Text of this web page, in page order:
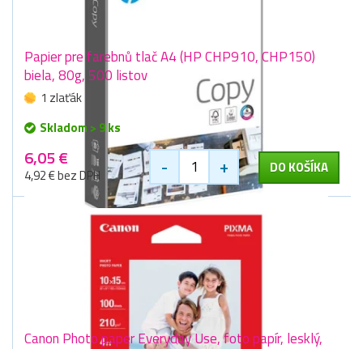
Papier pre farebnů tlač A4 (HP CHP910, CHP150)
biela, 80g, 500 listov
1 zlaťák
Skladom > 9 ks
6,05 €
4,92 € bez DPH - + DO KOŠÍKA
Canon Photo paper Everyday Use, foto papír, lesklý,